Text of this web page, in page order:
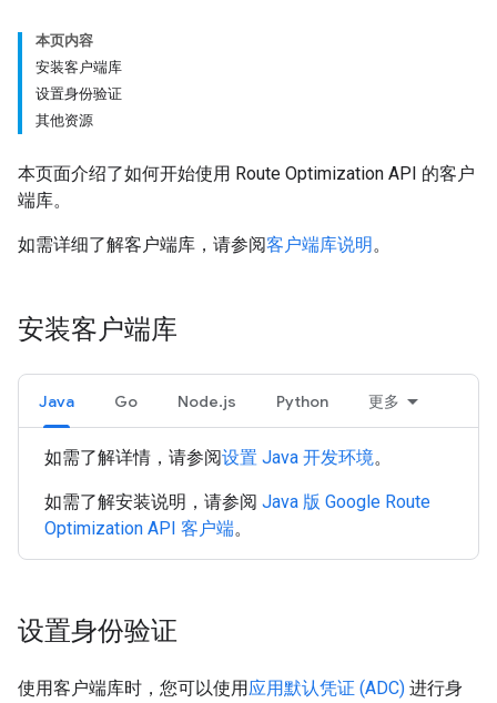
本页内容
安装客户端库
设置身份验证
其他资源
本页面介绍了如何开始使用 Route Optimization API 的客户
端库。
如需详细了解客户端库，请参阅客户端库说明。
安装客户端库
Java Go Node.js Python 更多
如需了解详情，请参阅设置 Java 开发环境。
如需了解安装说明，请参阅 Java 版 Google Route
Optimization API 客户端。
设置身份验证
使用客户端库时，您可以使用应用默认凭证 (ADC) 进行身